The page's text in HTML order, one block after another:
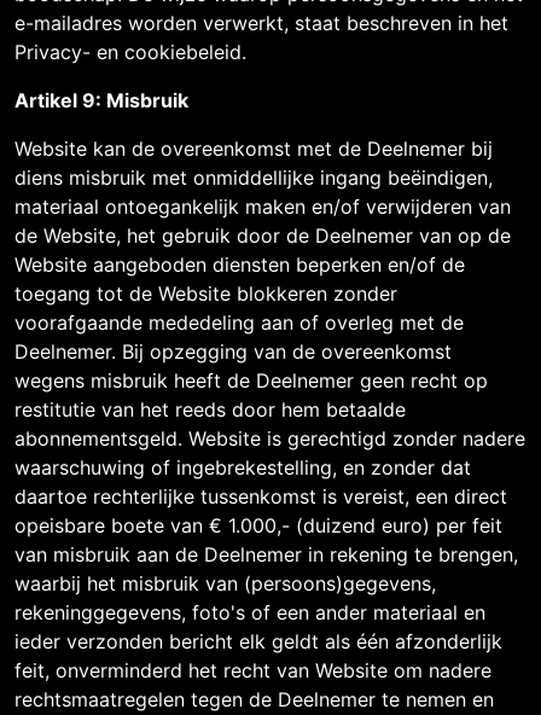
e-mailadres worden verwerkt, staat beschreven in het
Privacy- en cookiebeleid.
Artikel 9: Misbruik
Website kan de overeenkomst met de Deelnemer bij
diens misbruik met onmiddellijke ingang beëindigen,
materiaal ontoegankelijk maken en/of verwijderen van
de Website, het gebruik door de Deelnemer van op de
Website aangeboden diensten beperken en/of de
toegang tot de Website blokkeren zonder
voorafgaande mededeling aan of overleg met de
Deelnemer. Bij opzegging van de overeenkomst
wegens misbruik heeft de Deelnemer geen recht op
restitutie van het reeds door hem betaalde
abonnementsgeld. Website is gerechtigd zonder nadere
waarschuwing of ingebrekestelling, en zonder dat
daartoe rechterlijke tussenkomst is vereist, een direct
opeisbare boete van € 1.000,- (duizend euro) per feit
van misbruik aan de Deelnemer in rekening te brengen,
waarbij het misbruik van (persoons)gegevens,
rekeninggegevens, foto's of een ander materiaal en
ieder verzonden bericht elk geldt als één afzonderlijk
feit, onverminderd het recht van Website om nadere
rechtsmaatregelen tegen de Deelnemer te nemen en